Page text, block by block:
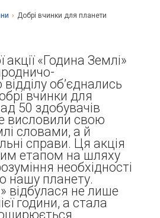
підрозділи
досягнення
Фотоальбоми
психолога
Річні звіти
у гуртки
доброчесність
робота
забезпечення
матеріали
патріотичне виховання
масова робота
та відкритість
звітність
України «Про освіту»
Атестація
громадян
Контакти
› Добрі вчинки для планети
акції «Година Землі»
об’єднались
вчинки для
50 здобувачів
висловили свою
словами, а й
справи. Ця акція
етапом на шляху
необхідності
нашу планету.
відбулася не лише
години, а стала